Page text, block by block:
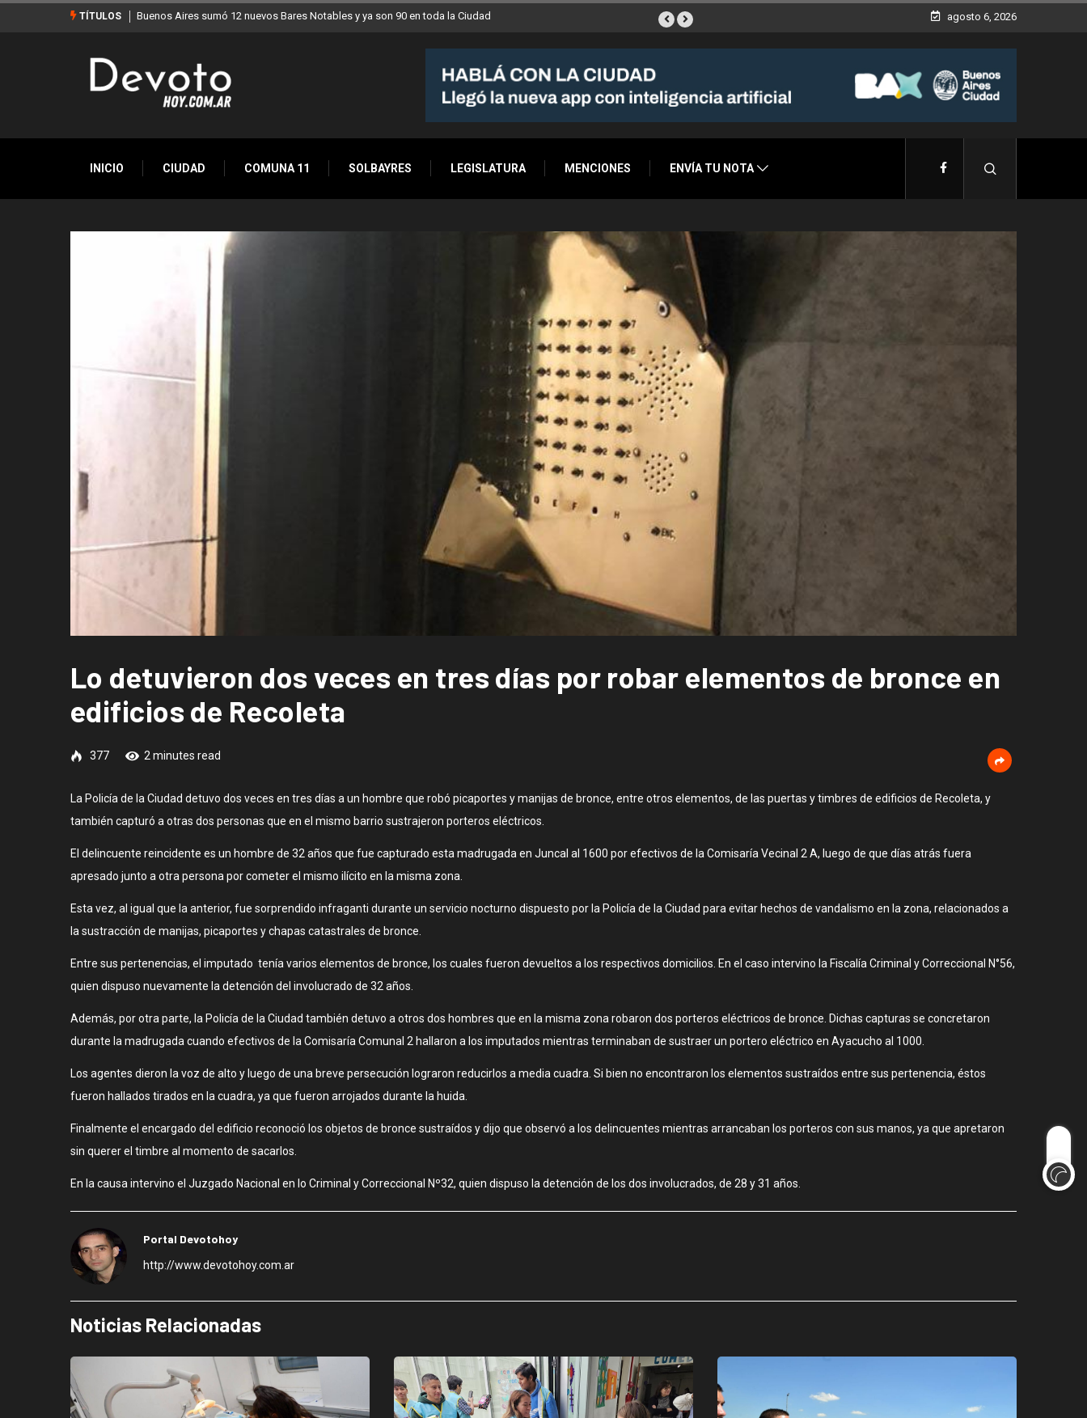
TÍTULOS
Notables y ya son 90 en toda la CiudadLos stands móviles de la Ciudad llegan esta semana a Villa Devoto agosto 6, 2026
INICIO CIUDAD COMUNA 11 SOLBAYRES LEGISLATURA MENCIONES ENVÍA TU NOTA
Lo detuvieron dos veces en tres días por robar elementos de bronce en
edificios de Recoleta
377 2 minutes read
La Policía de la Ciudad detuvo dos veces en tres días a un hombre que robó picaportes y manijas de bronce, entre otros elementos, de las puertas y timbres de edificios de Recoleta, y
también capturó a otras dos personas que en el mismo barrio sustrajeron porteros eléctricos.
El delincuente reincidente es un hombre de 32 años que fue capturado esta madrugada en Juncal al 1600 por efectivos de la Comisaría Vecinal 2 A, luego de que días atrás fuera
apresado junto a otra persona por cometer el mismo ilícito en la misma zona.
Esta vez, al igual que la anterior, fue sorprendido infraganti durante un servicio nocturno dispuesto por la Policía de la Ciudad para evitar hechos de vandalismo en la zona, relacionados a
la sustracción de manijas, picaportes y chapas catastrales de bronce.
Entre sus pertenencias, el imputado tenía varios elementos de bronce, los cuales fueron devueltos a los respectivos domicilios. En el caso intervino la Fiscalía Criminal y Correccional N°56,
quien dispuso nuevamente la detención del involucrado de 32 años.
Además, por otra parte, la Policía de la Ciudad también detuvo a otros dos hombres que en la misma zona robaron dos porteros eléctricos de bronce. Dichas capturas se concretaron
durante la madrugada cuando efectivos de la Comisaría Comunal 2 hallaron a los imputados mientras terminaban de sustraer un portero eléctrico en Ayacucho al 1000.
Los agentes dieron la voz de alto y luego de una breve persecución lograron reducirlos a media cuadra. Si bien no encontraron los elementos sustraídos entre sus pertenencia, éstos
fueron hallados tirados en la cuadra, ya que fueron arrojados durante la huida.
Finalmente el encargado del edificio reconoció los objetos de bronce sustraídos y dijo que observó a los delincuentes mientras arrancaban los porteros con sus manos, ya que apretaron
sin querer el timbre al momento de sacarlos.
En la causa intervino el Juzgado Nacional en lo Criminal y Correccional Nº32, quien dispuso la detención de los dos involucrados, de 28 y 31 años.
Portal Devotohoy
http://www.devotohoy.com.ar
Noticias Relacionadas